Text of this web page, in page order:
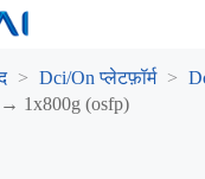
Dci/On प्लेटफ़ॉर्म
1x800g (osfp)